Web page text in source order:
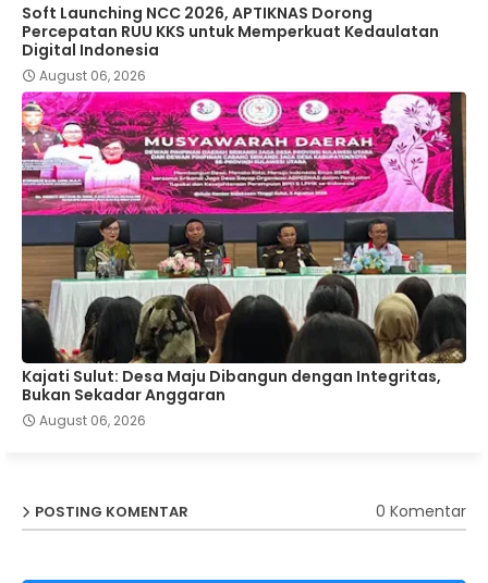
Soft Launching NCC 2026, APTIKNAS Dorong
Percepatan RUU KKS untuk Memperkuat Kedaulatan
Digital Indonesia
August 06, 2026
Kajati Sulut: Desa Maju Dibangun dengan Integritas,
Bukan Sekadar Anggaran
August 06, 2026
POSTING KOMENTAR 0 Komentar